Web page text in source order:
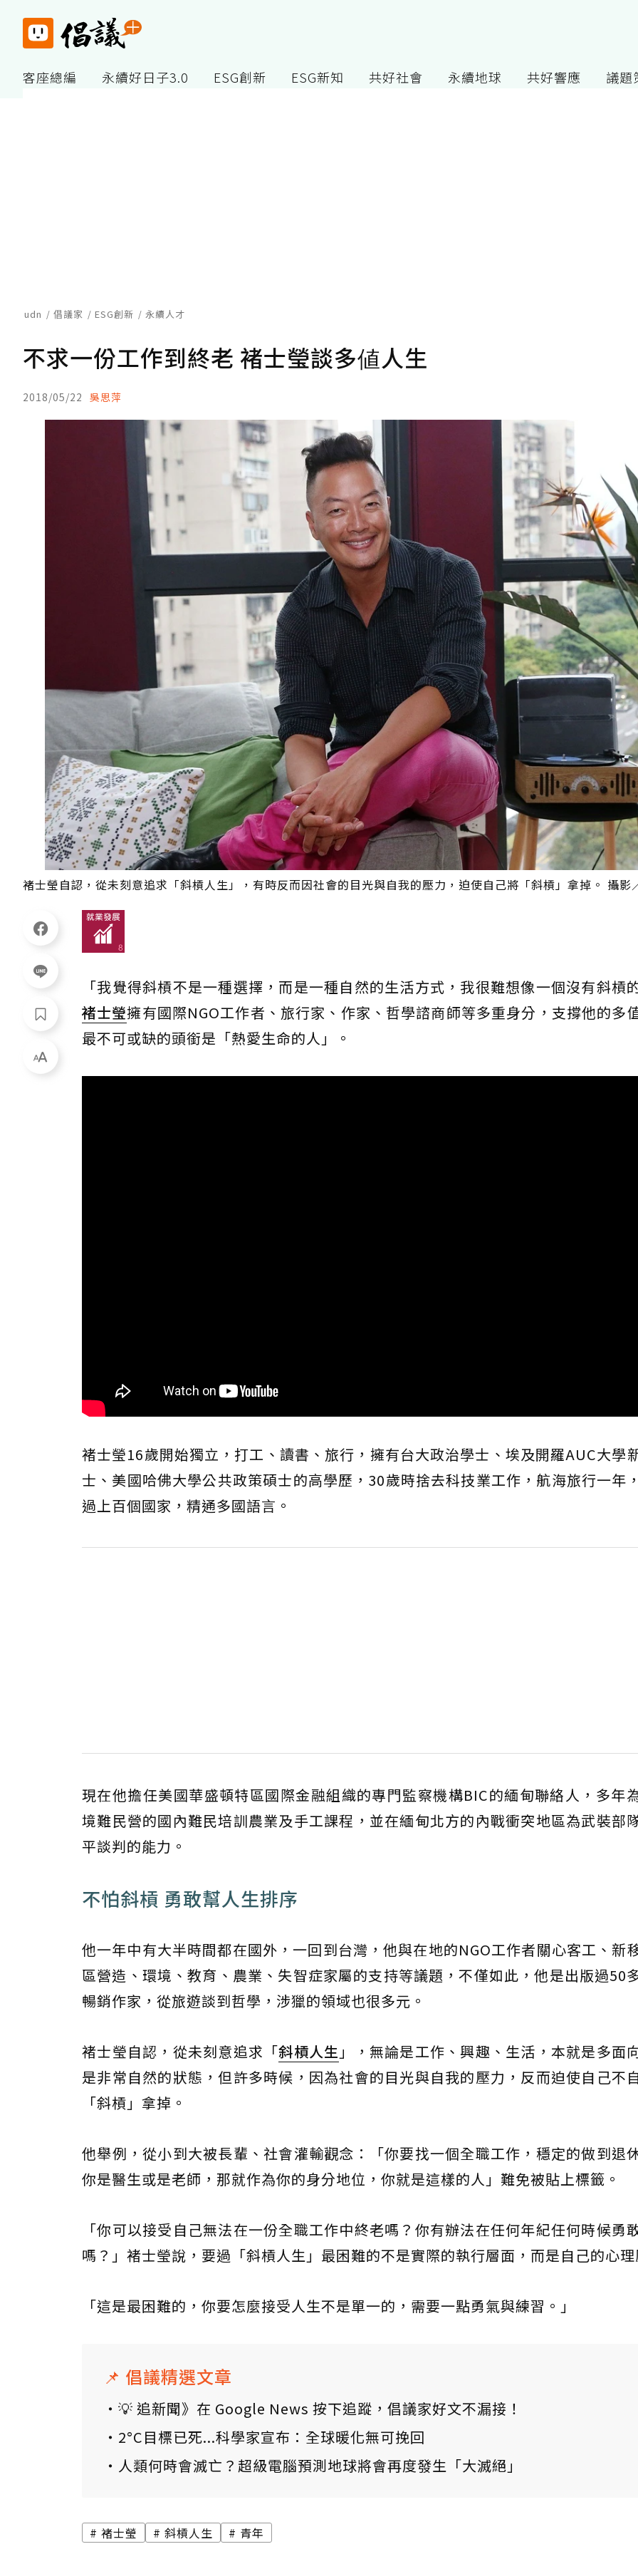
客座總編 永續好日子3.0 ESG創新 ESG新知 共好社會 永續地球 共好響應 議題
udn 倡議家 ESG創新 永續人才
不求一份工作到終老 褚士瑩談多値人生
2018/05/22 吳思萍
褚士瑩自認，從未刻意追求「斜槓人生」，有時反而因社會的目光與自我的壓力，迫使自己將「斜槓」拿掉。 攝影
「我覺得斜槓不是一種選擇，而是一種自然的生活方式，我很難想像一個沒有斜槓
褚士瑩擁有國際NGO工作者、旅行家、作家、哲學諮商師等多重身分，支撐他的多
最不可或缺的頭銜是「熱愛生命的人」。
褚士瑩16歲開始獨立，打工、讀書、旅行，擁有台大政治學士、埃及開羅AUC大學
士、美國哈佛大學公共政策碩士的高學歷，30歲時捨去科技業工作，航海旅行一年
過上百個國家，精通多國語言。
現在他擔任美國華盛頓特區國際金融組織的專門監察機構BIC的緬甸聯絡人，多年
境難民營的國內難民培訓農業及手工課程，並在緬甸北方的內戰衝突地區為武裝部
平談判的能力。
不怕斜槓 勇敢幫人生排序
他一年中有大半時間都在國外，一回到台灣，他與在地的NGO工作者關心客工、新
區營造、環境、教育、農業、失智症家屬的支持等議題，不僅如此，他是出版過50
暢銷作家，從旅遊談到哲學，涉獵的領域也很多元。
褚士瑩自認，從未刻意追求「斜槓人生 」，無論是工作、興趣、生活，本就是多面
是非常自然的狀態，但許多時候，因為社會的目光與自我的壓力，反而迫使自己不
「斜槓」拿掉。
他舉例，從小到大被長輩、社會灌輸觀念：「你要找一個全職工作，穩定的做到退
你是醫生或是老師，那就作為你的身分地位，你就是這樣的人」難免被貼上標籤。
「你可以接受自己無法在一份全職工作中終老嗎？你有辦法在任何年紀任何時候勇
嗎？」褚士瑩說，要過「斜槓人生」最困難的不是實際的執行層面，而是自己的心
「這是最困難的，你要怎麼接受人生不是單一的，需要一點勇氣與練習。」
📌 倡議精選文章
💡 追新聞》在 Google News 按下追蹤，倡議家好文不漏接！
2°C目標已死...科學家宣布：全球暖化無可挽回
人類何時會滅亡？超級電腦預測地球將會再度發生「大滅絕」
褚士瑩 斜槓人生 青年